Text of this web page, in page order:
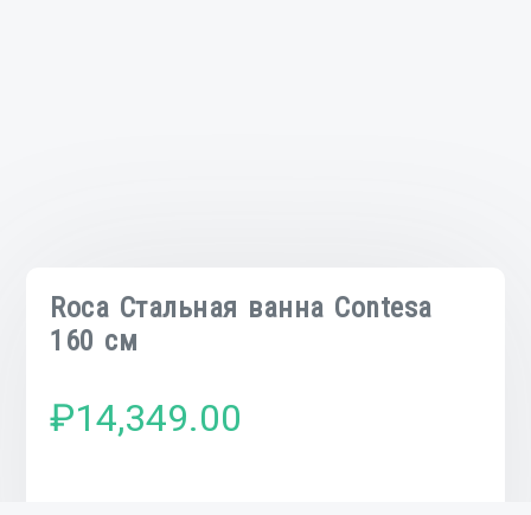
Roca Стальная ванна Contesa
160 см
₽14,349.00